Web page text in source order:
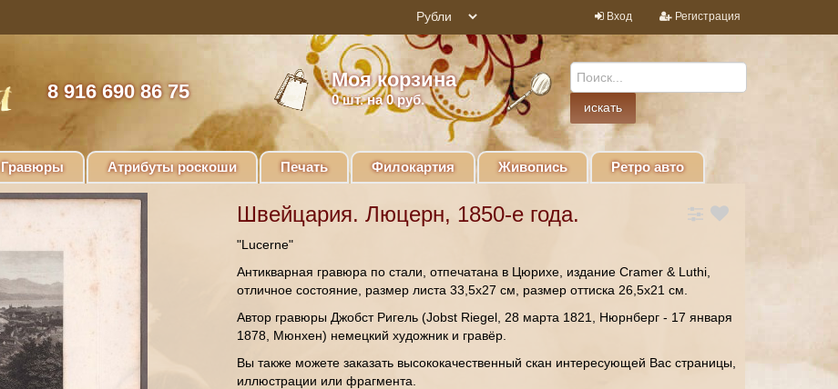
Вход Регистрация
8 916 690 86 75
Моя корзина
0шт. на 0 руб.
Гравюры Атрибуты роскоши Печать Филокартия Живопись Ретро авто
Швейцария. Люцерн, 1850-е года.
"Lucerne"
Антикварная гравюра по стали, отпечатана в Цюрихе, издание Cramer & Luthi,
отличное состояние, размер листа 33,5х27 см, размер оттиска 26,5х21 см.
Автор гравюры Джобст Ригель (Jobst Riegel, 28 марта 1821, Нюрнберг - 17 января
1878, Мюнхен) немецкий художник и гравёр.
Вы также можете заказать высококачественный скан интересующей Вас страницы,
иллюстрации или фрагмента.